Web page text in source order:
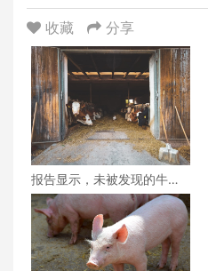
收藏 分享
报告显示，未被发现的牛与
人禽流感传播很可能正在发
生